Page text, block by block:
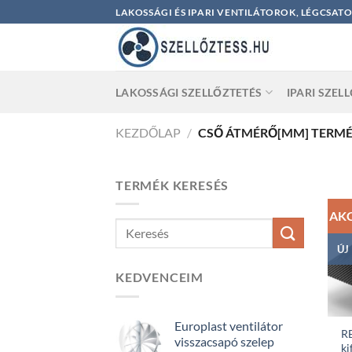
to
LAKOSSÁGI ÉS IPARI VENTILÁTOROK,
LAKOSSÁGI SZELLŐZTETÉS IPARI
KEZDŐLAP / CSŐ ÁTMÉRŐ[MM]
TERMÉK KERESÉS
KEDVENCEIM
Europlast ventilátor
visszacsapó szelep
ÚJ